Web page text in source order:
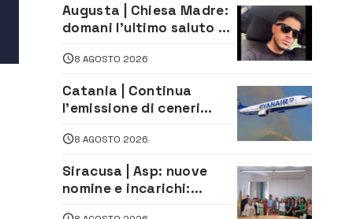
Augusta | Chiesa Madre:
domani l’ultimo saluto ad
morto in un incidente
8 AGOSTO 2026
Catania | Continua
l’emissione di ceneri
attività all’aeroporto di
Fontanarossa
8 AGOSTO 2026
Siracusa | Asp: nuove
nomine e incarichi: